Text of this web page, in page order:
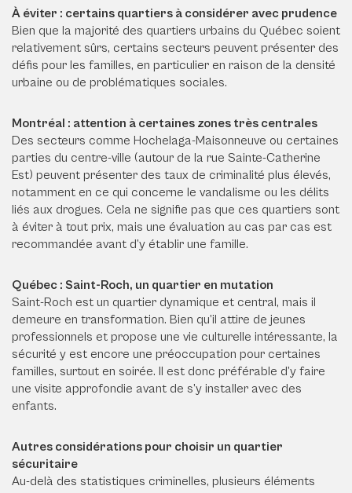
À éviter : certains quartiers à considérer avec prudence
Bien que la majorité des quartiers urbains du Québec soient
relativement sûrs, certains secteurs peuvent présenter des
défis pour les familles, en particulier en raison de la densité
urbaine ou de problématiques sociales.
Montréal : attention à certaines zones très centrales
Des secteurs comme Hochelaga-Maisonneuve ou certaines
parties du centre-ville (autour de la rue Sainte-Catherine
Est) peuvent présenter des taux de criminalité plus élevés,
notamment en ce qui concerne le vandalisme ou les délits
liés aux drogues. Cela ne signifie pas que ces quartiers sont
à éviter à tout prix, mais une évaluation au cas par cas est
recommandée avant d’y établir une famille.
Québec : Saint-Roch, un quartier en mutation
Saint-Roch est un quartier dynamique et central, mais il
demeure en transformation. Bien qu’il attire de jeunes
professionnels et propose une vie culturelle intéressante, la
sécurité y est encore une préoccupation pour certaines
familles, surtout en soirée. Il est donc préférable d’y faire
une visite approfondie avant de s’y installer avec des
enfants.
Autres considérations pour choisir un quartier
sécuritaire
Au-delà des statistiques criminelles, plusieurs éléments